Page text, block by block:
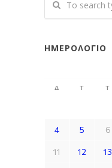
ΗΜΕΡΟΛΌΓΙΟ
Δ Τ Τ
4 5 6
11 12 13